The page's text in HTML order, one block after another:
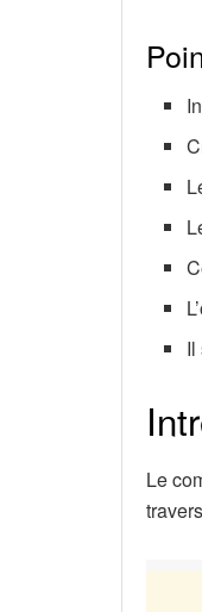
Il
Le